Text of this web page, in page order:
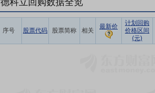
德科立回购数据全览
序号 股票代码 股票简称 相关
最新价
计划回购
价格区间
(元)